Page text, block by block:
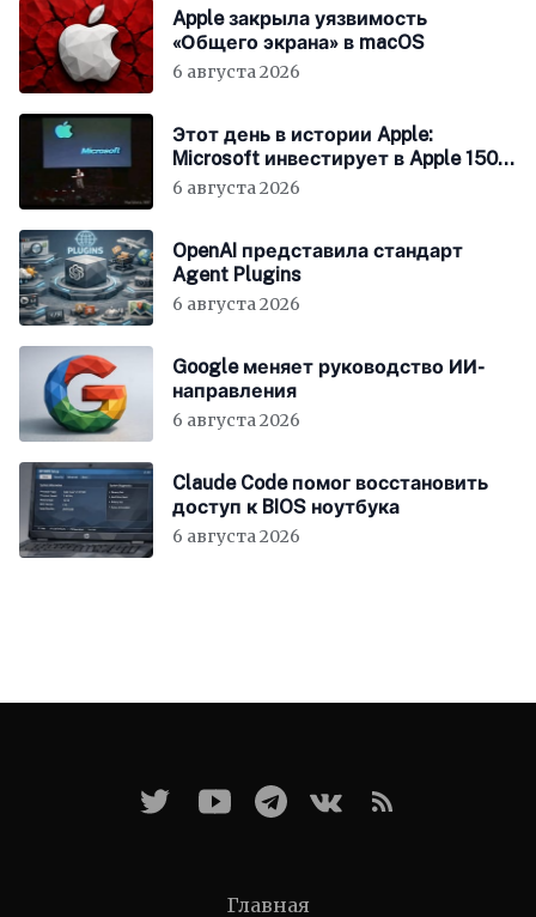
Apple закрыла уязвимость
«Общего экрана» в macOS
6 августа 2026
Этот день в истории Apple:
Microsoft инвестирует в Apple 150
миллионов долларов
6 августа 2026
OpenAI представила стандарт
Agent Plugins
6 августа 2026
Google меняет руководство ИИ-
направления
6 августа 2026
Claude Code помог восстановить
доступ к BIOS ноутбука
6 августа 2026
Главная